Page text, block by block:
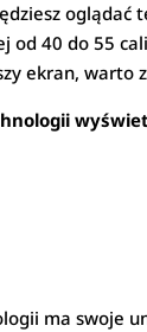
od 40 do 55
ekran, warto
ma swoje